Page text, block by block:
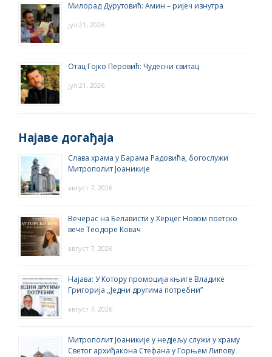
Милорад Дурутовић: Амин – ријеч изнутра
јул 21, 2026
Отац Гојко Перовић: Чудесни свитац
јул 21, 2026
Најаве догађаја
Слава храма у Барама Радовића, богослужи
Митрополит Јоаникије
август 7, 2026
Вечерас на Белависти у Херцег Новом поетско
вече Теодоре Ковач
август 7, 2026
Најава: У Котору промоција књиге Владике
Григорија ,,Једни другима потребни”
август 7, 2026
Митрополит Јоаникије у недјељу служи у храму
Светог архиђакона Стефана у Горњем Липову